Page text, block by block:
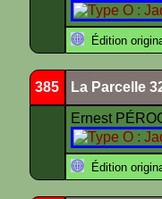
Édition
385 La Parcelle
Ernest
Édition